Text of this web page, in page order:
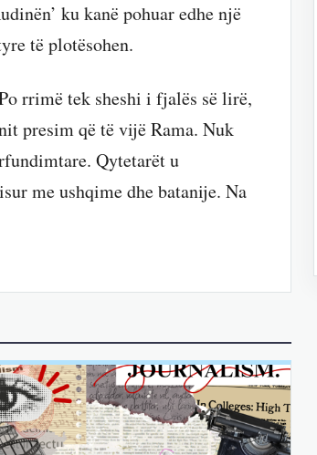
ku kanë pohuar edhe një
të plotësohen.
rrimë tek sheshi i fjalës së lirë,
presim që të vijë Rama. Nuk
Qytetarët u
me ushqime dhe batanije. Na